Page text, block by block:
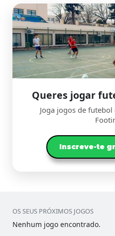
Queres jogar
Joga jogos de
Inscreve-te
OS SEUS PRÓXIMOS JOGOS
Nenhum jogo encontrado.